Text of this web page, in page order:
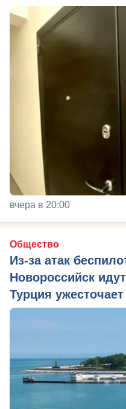
вчера в 20:00
Общество
Из‑за атак
Новороссийск
Турция